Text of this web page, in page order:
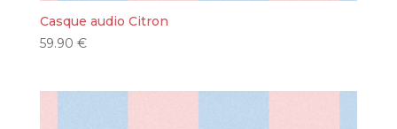
Casque audio Citron
59.90 €